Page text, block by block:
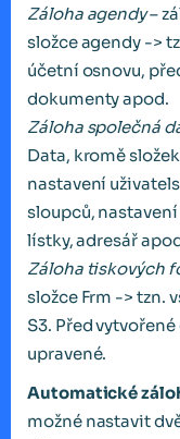
Záloha agendy–
složce agendy ->
účetní osnovu,
dokumenty apod.
Záloha společná
Data, kromě
nastavení
sloupců,
lístky, adresář
Záloha tiskových
složce Frm -> tzn.
S3. Před
upravené.
Automatické
možné nastavit